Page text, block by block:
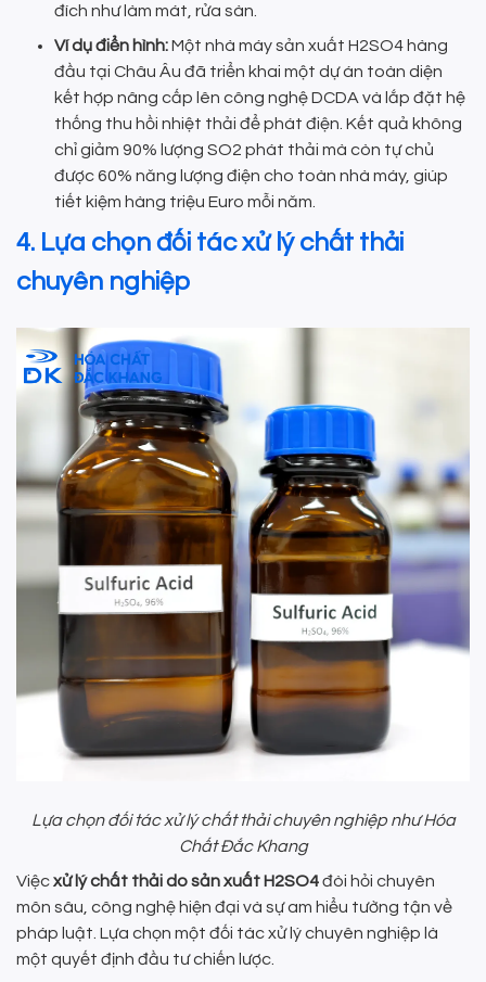
đích như làm mát, rửa sàn.
Ví dụ điển hình:Một nhà máy sản xuất H2SO4 hàng
đầu tại Châu Âu đã triển khai một dự án toàn diện
kết hợp nâng cấp lên công nghệ DCDA và lắp đặt hệ
thống thu hồi nhiệt thải để phát điện. Kết quả không
chỉ giảm 90% lượng SO2 phát thải mà còn tự chủ
được 60% năng lượng điện cho toàn nhà máy, giúp
tiết kiệm hàng triệu Euro mỗi năm.
4. Lựa chọn đối tác xử lý chất thải
chuyên nghiệp
Lựa chọn đối tác xử lý chất thải chuyên nghiệp như Hóa
Chất Đắc Khang
Việcxử lý chất thải do sản xuất H2SO4đòi hỏi chuyên
môn sâu, công nghệ hiện đại và sự am hiểu tường tận về
pháp luật. Lựa chọn một đối tác xử lý chuyên nghiệp là
một quyết định đầu tư chiến lược.